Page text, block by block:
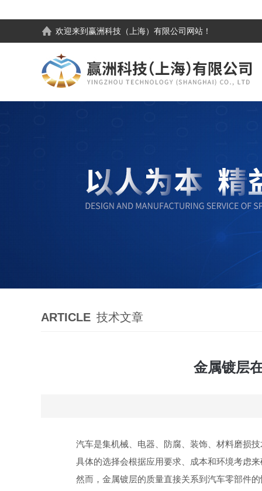
欢迎来到 赢洲科技（上海）有限公司 网站！
ARTICLE 技术文章
金属镀层
汽车是集机械、电器、防腐、装饰、材料磨损技
具体的选择会根据应用要求、成本和环境考虑来
然而，金属镀层的质量直接关系到汽车零部件的